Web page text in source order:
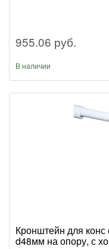
955.06 руб.
В наличии
Кронштейн для
d48мм на опору, с